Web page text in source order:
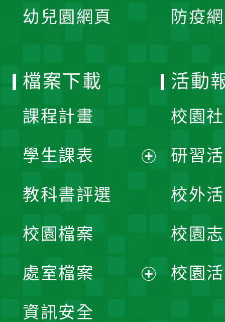
幼兒園網頁 防疫
檔案下載
課程計畫
學生課表
單
教科書評選
校園檔案
處室檔案
資訊安全
活動
校園
研習
校外
校園
校園